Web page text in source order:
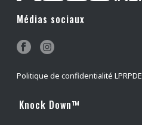
Médias sociaux
Politique de confidentialité LPRPDE
Knock Down™